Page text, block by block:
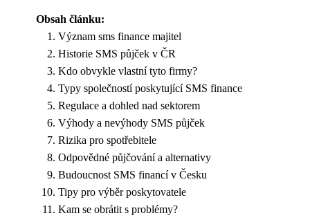
Obsah článku:
Význam sms finance majitel
Historie SMS půjček v ČR
Kdo obvykle vlastní tyto firmy?
Typy společností poskytující SMS finance
Regulace a dohled nad sektorem
Výhody a nevýhody SMS půjček
Rizika pro spotřebitele
Odpovědné půjčování a alternativy
Budoucnost SMS financí v Česku
Tipy pro výběr poskytovatele
Kam se obrátit s problémy?